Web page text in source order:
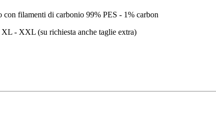
con filamenti di carbonio 99% PES - 1% carbon
- XXL (su richiesta anche taglie extra)